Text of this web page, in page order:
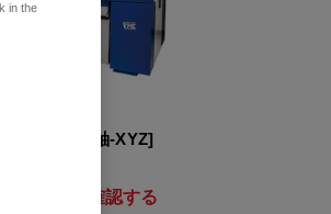
L 700 [基本軸-XYZ]
して価格を確認する
in the